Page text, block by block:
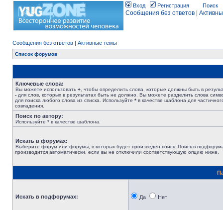
Вход Регистрация Поиск
Сообщения без ответов
Сообщения без ответов | Активные темы
Список форумов
Ключевые слова:
Вы можете использовать + , чтобы определить слова, которые должны быть в
- для слов, которых в результатах быть не должно. Вы можете разделить слова
для поиска любого слова из списка. Используйте * в качестве шаблона для
совпадения.
Поиск по автору:
Используйте * в качестве шаблона.
Искать в форумах:
Выберите форум или форумы, в которых будет произведён поиск. Поиск в
производится автоматически, если вы не отключили соответствующую опцию ниже.
Искать в подфорумах: Да Нет